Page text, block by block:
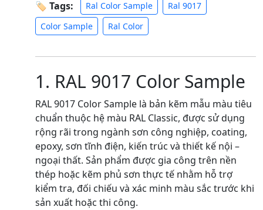
🏷 Tags: Ral Color Sample
Ral 9017
Color Sample
Ral Color
1. RAL 9017 Color Sample
RAL 9017 Color Sample là bản kẽm mẫu màu tiêu
chuẩn thuộc hệ màu RAL Classic, được sử dụng
rộng rãi trong ngành sơn công nghiệp, coating,
epoxy, sơn tĩnh điện, kiến trúc và thiết kế nội –
ngoại thất. Sản phẩm được gia công trên nền
thép hoặc kẽm phủ sơn thực tế nhằm hỗ trợ
kiểm tra, đối chiếu và xác minh màu sắc trước khi
sản xuất hoặc thi công.